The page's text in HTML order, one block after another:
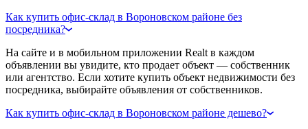
Как купить офис-склад в Вороновском районе без
посредника?
На сайте и в мобильном приложении Realt в каждом
объявлении вы увидите, кто продает объект — собственник
или агентство. Если хотите купить объект недвижимости без
посредника, выбирайте объявления от собственников.
Как купить офис-склад в Вороновском районе дешево?